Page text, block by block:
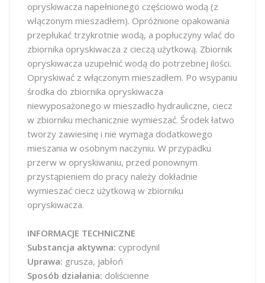
opryskiwacza napełnionego częściowo wodą (z
włączonym mieszadłem). Opróżnione opakowania
przepłukać trzykrotnie wodą, a popłuczyny wlać do
zbiornika opryskiwacza z cieczą użytkową. Zbiornik
opryskiwacza uzupełnić wodą do potrzebnej ilości.
Opryskiwać z włączonym mieszadłem. Po wsypaniu
środka do zbiornika opryskiwacza
niewyposażonego w mieszadło hydrauliczne, ciecz
w zbiorniku mechanicznie wymieszać. Środek łatwo
tworzy zawiesinę i nie wymaga dodatkowego
mieszania w osobnym naczyniu. W przypadku
przerw w opryskiwaniu, przed ponownym
przystąpieniem do pracy należy dokładnie
wymieszać ciecz użytkową w zbiorniku
opryskiwacza.
INFORMACJE TECHNICZNE
Substancja aktywna: cyprodynil
Uprawa: grusza, jabłoń
Sposób działania: doliścienne